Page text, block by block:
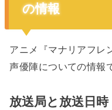
の情報
アニメ『マナリアフレ
声優陣についての情報
放送局と放送日時